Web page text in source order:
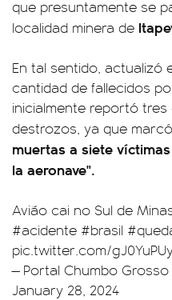
que presuntamente se
localidad minera de
En tal sentido, actualizó
cantidad de fallecidos
inicialmente reportó
destrozos, ya que
muertas a siete
la aeronave".
Avião cai no Sul de
#acidente #brasil
pic.twitter.com/
— Portal Chumbo
January 28, 2024